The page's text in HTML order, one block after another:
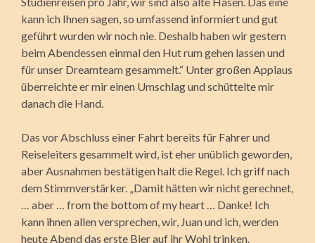
kann ich Ihnen sagen, so umfassend informiert und gut
geführt wurden wir noch nie. Deshalb haben wir gestern
beim Abendessen einmal den Hut rum gehen lassen und
für unser Dreamteam gesammelt.“ Unter großen Applaus
überreichte er mir einen Umschlag und schüttelte mir
danach die Hand.
Das vor Abschluss einer Fahrt bereits für Fahrer und
Reiseleiters gesammelt wird, ist eher unüblich geworden,
aber Ausnahmen bestätigen halt die Regel. Ich griff nach
dem Stimmverstärker. „Damit hätten wir nicht gerechnet,
… aber … from the bottom of my heart … Danke! Ich
kann ihnen allen versprechen, wir, Juan und ich, werden
heute Abend das erste Bier auf ihr Wohl trinken.